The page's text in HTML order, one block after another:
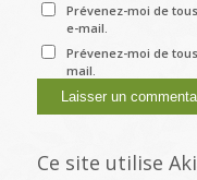
Prévenez-moi de
e-mail.
Prévenez-moi de
mail.
Ce site utilise